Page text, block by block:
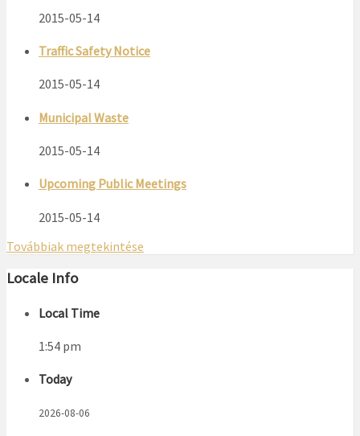
2015-05-14
Traffic Safety Notice
2015-05-14
Municipal Waste
2015-05-14
Upcoming Public Meetings
2015-05-14
Továbbiak megtekintése
Locale Info
Local Time
1:54 pm
Today
2026-08-06